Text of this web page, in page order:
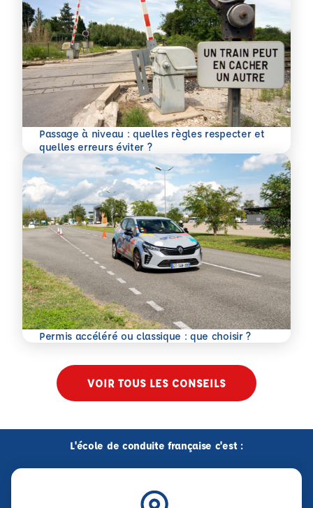
Passage à niveau : quelles règles respecter et
quelles erreurs éviter ?
En savoir plus
Permis accéléré ou classique : que choisir ?
En savoir plus
VOIR TOUS LES CONSEILS
L'école de conduite française c'est :